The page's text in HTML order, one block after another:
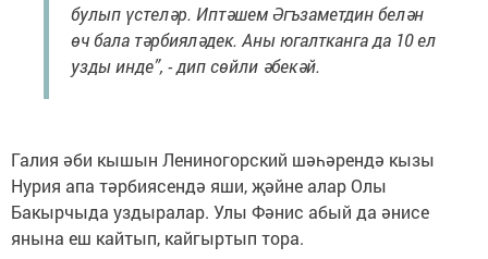
булып үстеләр. Иптәшем Әгъзаметдин белән
өч бала тәрбияләдек. Аны югалтканга да 10 ел
узды инде”, - дип сөйли әбекәй.
Галия әби кышын Лениногорский шәһәрендә кызы
Нурия апа тәрбиясендә яши, җәйне алар Олы
Бакырчыда уздыралар. Улы Фәнис абый да әнисе
янына еш кайтып, кайгыртып тора.